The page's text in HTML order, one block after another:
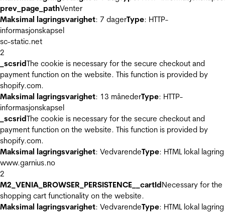
prev_page_pathVenter
Maksimal lagringsvarighet: 7 dagerType: HTTP-
informasjonskapsel
sc-static.net
2
_scsridThe cookie is necessary for the secure checkout and
payment function on the website. This function is provided by
shopify.com.
Maksimal lagringsvarighet: 13 månederType: HTTP-
informasjonskapsel
_scsridThe cookie is necessary for the secure checkout and
payment function on the website. This function is provided by
shopify.com.
Maksimal lagringsvarighet: VedvarendeType: HTML lokal lagring
www.garnius.no
2
M2_VENIA_BROWSER_PERSISTENCE__cartIdNecessary for the
shopping cart functionality on the website.
Maksimal lagringsvarighet: VedvarendeType: HTML lokal lagring